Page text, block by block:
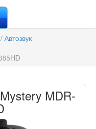
Автозвук
MDR-